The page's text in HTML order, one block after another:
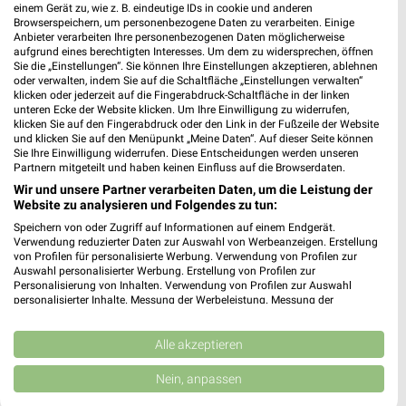
NORMA
5,7 km
Noch morgen gültig
Lidl
8,4 km
Gültig ab Mo. 10.08.
Lidl NORMA
einem Gerät zu, wie z. B. eindeutige IDs in cookie und anderen
Browserspeichern, um personenbezogene Daten zu verarbeiten. Einige
Anbieter verarbeiten Ihre personenbezogenen Daten möglicherweise
aufgrund eines berechtigten Interesses. Um dem zu widersprechen, öffnen
Sie die „Einstellungen“. Sie können Ihre Einstellungen akzeptieren, ablehnen
oder verwalten, indem Sie auf die Schaltfläche „Einstellungen verwalten“
klicken oder jederzeit auf die Fingerabdruck-Schaltfläche in der linken
unteren Ecke der Website klicken. Um Ihre Einwilligung zu widerrufen,
klicken Sie auf den Fingerabdruck oder den Link in der Fußzeile der Website
und klicken Sie auf den Menüpunkt „Meine Daten“. Auf dieser Seite können
Sie Ihre Einwilligung widerrufen. Diese Entscheidungen werden unseren
Partnern mitgeteilt und haben keinen Einfluss auf die Browserdaten.
Wir und unsere Partner verarbeiten Daten, um die Leistung der
Website zu analysieren und Folgendes zu tun:
Speichern von oder Zugriff auf Informationen auf einem Endgerät.
Verwendung reduzierter Daten zur Auswahl von Werbeanzeigen. Erstellung
von Profilen für personalisierte Werbung. Verwendung von Profilen zur
Auswahl personalisierter Werbung. Erstellung von Profilen zur
Personalisierung von Inhalten. Verwendung von Profilen zur Auswahl
personalisierter Inhalte. Messung der Werbeleistung. Messung der
Kombinationen von Daten aus verschiedenen Quellen. Entwicklung und
Verbesserung der Angebote. Verwendung reduzierter Daten zur Auswahl
von Inhalten.
Daten können außerhalb der Europäischen Union weitergegeben und in die
USA gesendet werden.
Alle akzeptieren
Nein, anpassen